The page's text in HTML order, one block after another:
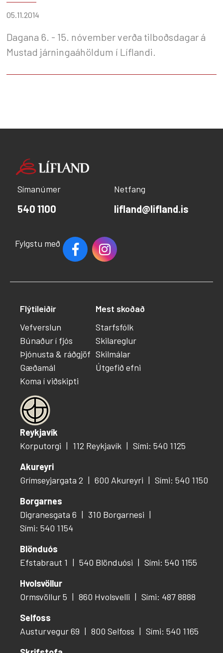
05.11.2014
Dagana 6. - 15. nóvember verða tilboðsdagar á
Mustad járningaáhöldum í Líflandi.
Símanúmer
540 1100
Netfang
lifland@lifland.is
Fylgstu með
Reykjavík
Korputorgi
112 Reykjavík
Sími: 540 1125
Akureyri
Grímseyjargata 2
600 Akureyri
Sími: 540 1150
Borgarnes
Digranesgata 6
310 Borgarnesi
Sími: 540 1154
Blönduós
Efstabraut 1
540 Blönduósi
Sími: 540 1155
Hvolsvöllur
Ormsvöllur 5
860 Hvolsvelli
Sími: 487 8888
Selfoss
Austurvegur 69
800 Selfoss
Sími: 540 1165
Flýtileiðir
Vefverslun
Búnaður í fjós
Þjónusta & ráðgjöf
Gæðamál
Koma í viðskipti
Mest skoðað
Starfsfólk
Skilareglur
Skilmálar
Útgefið efni